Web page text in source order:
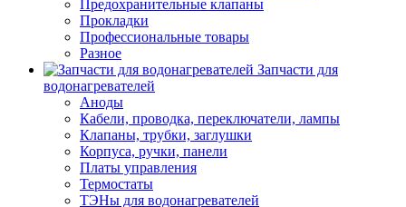
Предохранительные клапаны
Прокладки
Профессиональные товары
Разное
Запчасти для
водонагревателей
Аноды
Кабели, проводка, переключатели, лампы
Клапаны, трубки, заглушки
Корпуса, ручки, панели
Платы управления
Термостаты
ТЭНы для водонагревателей